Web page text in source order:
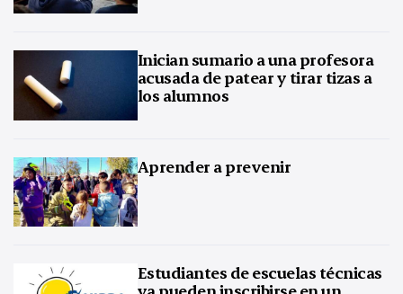
Inician sumario a una profesora
acusada de patear y tirar tizas a
los alumnos
Aprender a prevenir
Estudiantes de escuelas técnicas